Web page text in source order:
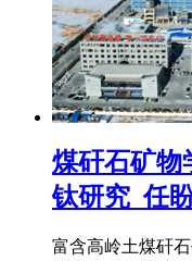
煤矸石矿物
钛研究_任
富含高岭土煤矸